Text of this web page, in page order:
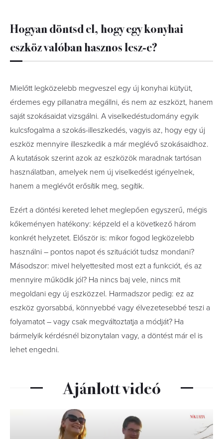
Hogyan döntsd el, hogy egy konyhai
eszköz valóban hasznos lesz-e?
Mielőtt legközelebb megveszel egy új konyhai kütyüt,
érdemes egy pillanatra megállni, és nem az eszközt, hanem
saját szokásaidat vizsgálni. A viselkedéstudomány egyik
kulcsfogalma a szokás-illeszkedés, vagyis az, hogy egy új
eszköz mennyire illeszkedik a már meglévő szokásaidhoz.
A kutatások szerint azok az eszközök maradnak tartósan
használatban, amelyek nem új viselkedést igényelnek,
hanem a meglévőt erősítik meg, segítik.
Ezért a döntési kereted lehet meglepően egyszerű, mégis
kőkeményen hatékony: képzeld el a következő három
konkrét helyzetet. Először is: mikor fogod legközelebb
használni – pontos napot és szituációt tudsz mondani?
Másodszor: mivel helyettesíted most ezt a funkciót, és az
mennyire működik jól? Ha nincs baj vele, nincs mit
megoldani egy új eszközzel. Harmadszor pedig: ez az
eszköz gyorsabbá, könnyebbé vagy élvezetesebbé teszi a
folyamatot – vagy csak megváltoztatja a módját? Ha
bármelyik kérdésnél bizonytalan vagy, a döntést már el is
lehet engedni.
Ajánlott videó